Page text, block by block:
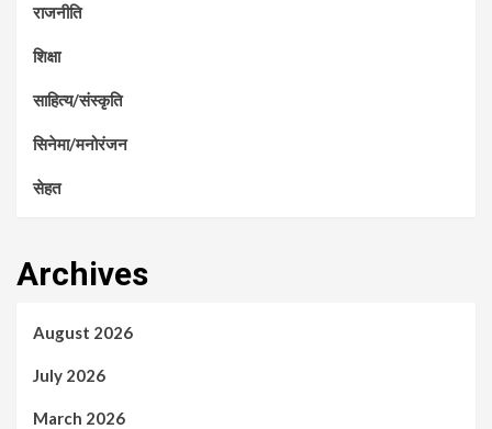
राजनीति
शिक्षा
साहित्य/संस्कृति
सिनेमा/मनोरंजन
सेहत
Archives
August 2026
July 2026
March 2026